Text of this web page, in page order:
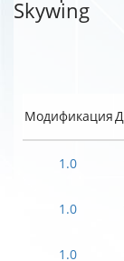
Skywing
Модификация
1.0
1.0
1.0